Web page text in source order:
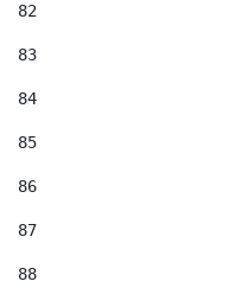
82
83
84
85
86
87
88